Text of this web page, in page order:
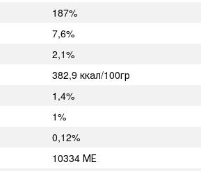
187%
7,6%
2,1%
382,9 ккал/100гр
1,4%
1%
0,12%
10334 МЕ